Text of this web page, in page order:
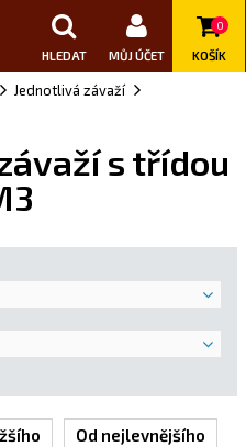
HLEDAT MŮJ ÚČET
0
KOŠÍK
Jednotlivá závaží
s třídou
Od nejlevnějšího